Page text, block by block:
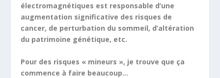
électromagnétiques est responsable d’une
augmentation significative des risques de
cancer, de perturbation du sommeil, d’altération
du patrimoine génétique, etc.
Pour des risques « mineurs », je trouve que ça
commence à faire beaucoup…